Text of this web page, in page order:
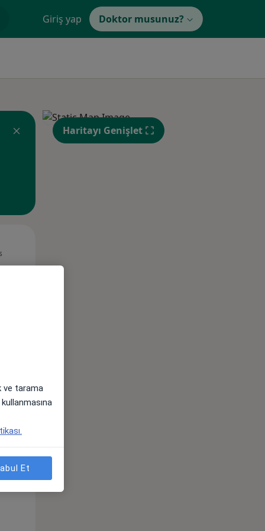
Giriş yap Doktor musunuz?
10 Ağustos
Haritayı Genişlet
ve tarama
Et